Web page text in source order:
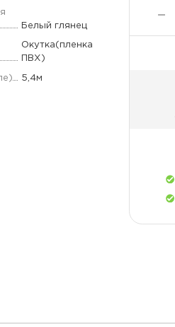
Белый глянец
Окутка(пленка
ПВХ)
5,4м